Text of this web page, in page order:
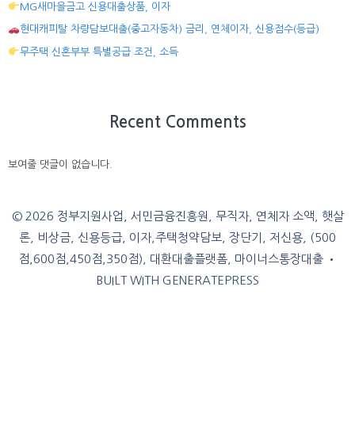
MG새마을금고 신용대출상품, 이자
현대캐피탈 차량담보대출(중고자동차) 금리, 연체이자, 신용점수(등급)
무주택 신혼부부 특별공급 조건, 소득
Recent Comments
보여줄 댓글이 없습니다.
© 2026 정부지원사업, 서민금융진흥원, 무직자, 연체자 소액, 햇살
론, 비상금, 신용등급, 이자,주택청약담보, 장단기, 저신용, (500
점,600점,450점,350점), 대환대출플랫폼, 마이너스통장대출 •
BUILT WITH GENERATEPRESS